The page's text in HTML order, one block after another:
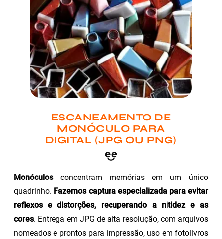
ESCANEAMENTO DE
MONÓCULO PARA
DIGITAL (JPG OU PNG)
Monóculosconcentram memórias em um único
quadrinho. Fazemos captura especializada para evitar
reflexos e distorções, recuperando a nitidez e as
cores. Entrega em JPG de alta resolução, com arquivos
nomeados e prontos para impressão, uso em fotolivros